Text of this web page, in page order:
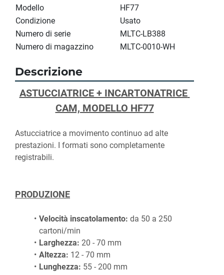
Modello
HF77
Condizione
Usato
Numero di serie
MLTC-LB388
Numero di magazzino
MLTC-0010-WH
Descrizione
ASTUCCIATRICE + INCARTONATRICE
CAM, MODELLO HF77
Astucciatrice a movimento continuo ad alte
prestazioni. I formati sono completamente
registrabili.
PRODUZIONE
Velocità inscatolamento: da 50 a 250
cartoni/min
Larghezza: 20 - 70 mm
Altezza: 12 - 70 mm
Lunghezza: 55 - 200 mm